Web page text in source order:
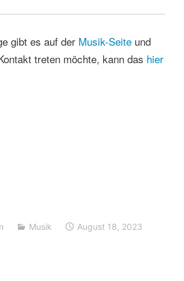
gibt es auf der Musik-Seite und
treten möchte, kann das hier
Musik August 18, 2023